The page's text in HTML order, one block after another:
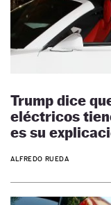
Trump dice
eléctricos
es su
ALFREDO RUEDA